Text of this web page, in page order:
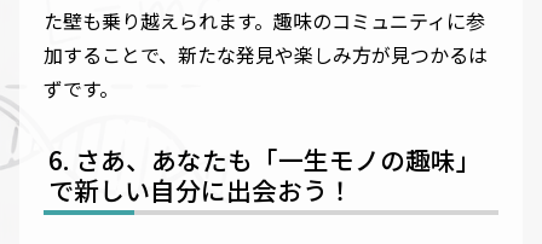
た壁も乗り越えられます。趣味のコミュニティに参
加することで、新たな発見や楽しみ方が見つかるは
ずです。
さあ、あなたも「一生モノの趣味」
で新しい自分に出会おう！